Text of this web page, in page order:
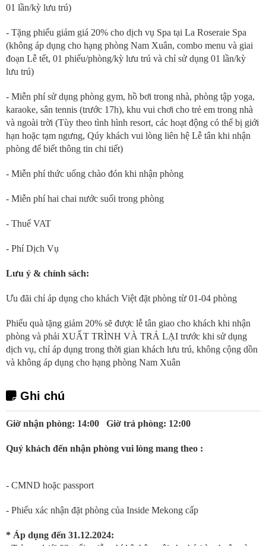
01 lần/kỳ lưu trú)
- Tặng phiếu giảm giá 20% cho dịch vụ Spa tại La Roseraie Spa
(không áp dụng cho hạng phòng Nam Xuân, combo menu và giai
đoạn Lễ tết, 01 phiếu/phòng/kỳ lưu trú và chỉ sử dụng 01 lần/kỳ
lưu trú)
- Miễn phí sử dụng phòng gym, hồ bơi trong nhà, phòng tập yoga,
karaoke, sân tennis (trước 17h), khu vui chơi cho trẻ em trong nhà
và ngoài trời (Tùy theo tình hình resort, các hoạt động có thể bị giới
hạn hoặc tạm ngưng, Qúy khách vui lòng liên hệ Lễ tân khi nhận
phòng để biết thông tin chi tiết)
- Miễn phí thức uống chào đón khi nhận phòng
- Miễn phí hai chai nước suối trong phòng
- Thuế VAT
- Phí Dịch Vụ
Lưu ý & chính sách:
Ưu đãi chỉ áp dụng cho khách Việt đặt phòng từ 01-04 phòng
Phiếu quà tặng giảm 20% sẽ được lễ tân giao cho khách khi nhận
phòng và phải XUẤT TRÌNH VÀ TRẢ LẠI trước khi sử dụng
dịch vụ, chỉ áp dụng trong thời gian khách lưu trú, không cộng dồn
và không áp dụng cho hạng phòng Nam Xuân
Ghi chú
Giờ nhận phòng: 14:00 Giờ trả phòng: 12:00
Quý khách đến nhận phòng vui lòng mang theo :
- CMND hoặc passport
- Phiếu xác nhận đặt phòng của Inside Mekong cấp
* Áp dụng đến 31.12.2024: